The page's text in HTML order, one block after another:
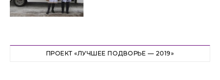
ПРОЕКТ «ЛУЧШЕЕ ПОДВОРЬЕ — 2019»